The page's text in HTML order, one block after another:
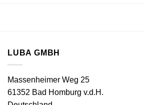
LUBA GMBH
Massenheimer Weg 25
61352 Bad Homburg v.d.H.